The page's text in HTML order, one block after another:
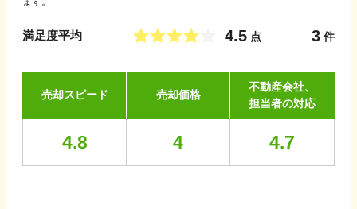
満足度平均 4.5 点 3 件
売却スピード 売却価格
不動産会社、
担当者の対応
4.8 4 4.7